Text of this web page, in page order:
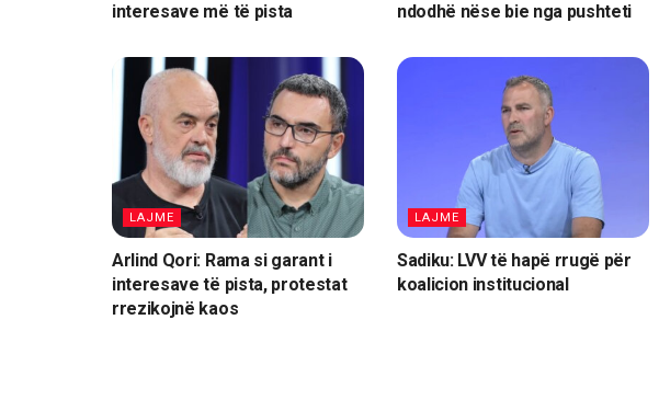
interesave më të pista
ndodhë nëse bie nga pushteti
LAJME
Arlind Qori: Rama si garant i
interesave të pista, protestat
rrezikojnë kaos
LAJME
Sadiku: LVV të hapë rrugë për
koalicion institucional